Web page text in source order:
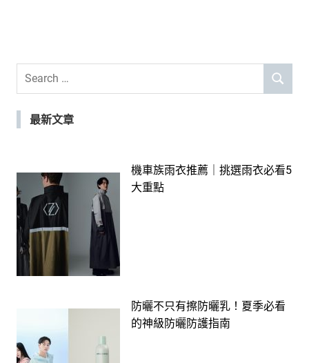
Search
SEARCH
最新文章
機車族雨衣推薦｜挑選雨衣必看5
大重點
防曬不只有擦防曬乳！夏季必看
的神級防曬防護指南